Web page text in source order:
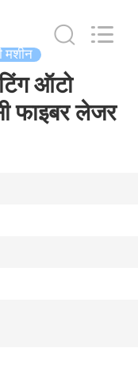
मशीन
ऑटो
फाइबर लेजर